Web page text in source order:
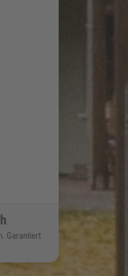
Garantiert